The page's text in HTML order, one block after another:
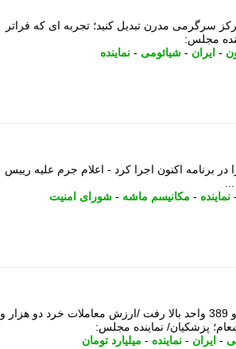
سرگرمی مدرن تبدیل کنید؛ تجربه ای که فراتر
مجلس:
- ایران - شیائومی - نماینده
برنامه اکنون اجرا کرد - اعلام جرم علیه رییس
- نماینده - مکانیسم ماشه - شورای امنیت
شاخص کل بورس چهار هزار و 751 واحد رشد کرد /شاخص هم وزن هزار و 389 واحد بالا رفت /ارزش معاملات خرد دو هزار و
- ایران - نماینده - میلیارد تومان